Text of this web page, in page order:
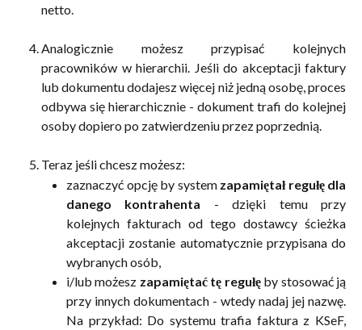
netto.
Analogicznie możesz przypisać kolejnych
pracowników w hierarchii. Jeśli do akceptacji faktury
lub dokumentu dodajesz więcej niż jedną osobę, proces
odbywa się hierarchicznie - dokument trafi do kolejnej
osoby dopiero po zatwierdzeniu przez poprzednią.
Teraz jeśli chcesz możesz:
zaznaczyć opcję by system zapamiętał regułę dla
danego kontrahenta - dzięki temu przy
kolejnych fakturach od tego dostawcy ścieżka
akceptacji zostanie automatycznie przypisana do
wybranych osób,
i/lub możesz zapamiętać tę regułęby stosować ją
przy innych dokumentach - wtedy nadaj jej nazwę.
Na przykład: Do systemu trafia faktura z KSeF,